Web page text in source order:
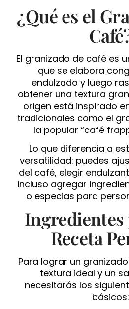
¿Qué es el
El granizado de café es
que se elabora
endulzado y luego
obtener una textura
origen está inspirado
tradicionales como el
la popular “café
Lo que diferencia a
versatilidad: puedes
del café, elegir
incluso agregar
o especias para
Ingredientes
Receta
Para lograr un
textura ideal y un
necesitarás los
básicos: